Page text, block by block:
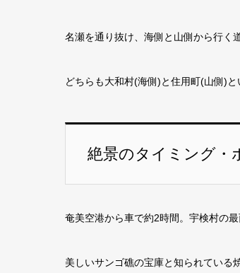
名瀬を通り抜け、海側と山側から行く
どちらも大和村(海側)と住用町(山側)
絶景のタイミング・
奄美空港から車で約2時間。宇検村の最
美しいサンゴ礁の宝庫と知られている